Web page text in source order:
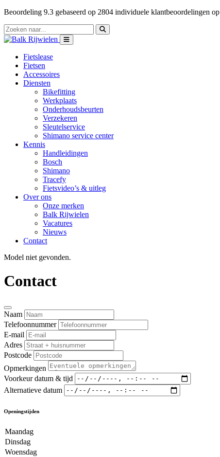
Beoordeling 9.3 gebaseerd op 2804 individuele klantbeoordelingen op
Fietslease
Fietsen
Accessoires
Diensten
Bikefitting
Werkplaats
Onderhoudsbeurten
Verzekeren
Sleutelservice
Shimano service center
Kennis
Handleidingen
Bosch
Shimano
Tracefy
Fietsvideo’s & uitleg
Over ons
Onze merken
Balk Rijwielen
Vacatures
Nieuws
Contact
Model niet gevonden.
Contact
Naam
Telefoonnummer
E-mail
Adres
Postcode
Opmerkingen
Voorkeur datum & tijd
Alternatieve datum
Openingstijden
Maandag
Dinsdag
Woensdag